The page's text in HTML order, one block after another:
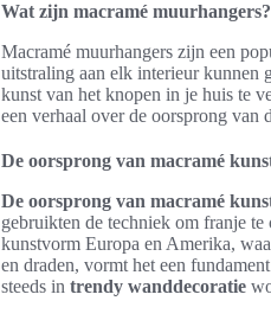
Wat zijn macramé muurhangers?
Macramé muurhangers zijn een
uitstraling aan elk interieur kunnen
kunst van het knopen in je huis te
een verhaal over de oorsprong van
De oorsprong van macramé
De oorsprong van macramé
gebruikten de techniek om franje
kunstvorm Europa en Amerika,
en draden, vormt het een
steeds in trendy wanddecoratie